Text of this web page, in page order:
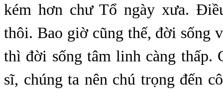
kém hơn chư Tổ ngày xưa.
thôi. Bao giờ cũng thế, đời sống
thì đời sống tâm linh càng thấp.
sĩ, chúng ta nên chú trọng đến